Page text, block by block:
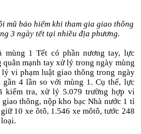
mũ bảo hiểm khi tham gia giao thông
3 ngày tết tại nhiều địa phương.
mùng 1 Tết có phần nương tay, lực
quân mạnh tay xử lý trong ngày mùng
vi phạm luật giao thông trong ngày
gần 4 lần so với mùng 1. Cụ thể, lực
kiểm tra, xử lý 5.079 trường hợp vi
thông, nộp kho bạc Nhà nước 1 tỉ
10 xe ôtô, 1.546 xe môtô, tước 248